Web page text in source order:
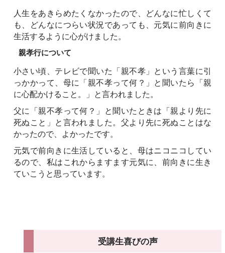
人生をあきらめたくなかったので、どんなに忙しくて
も、どんなにつらい状況であっても、元気に前向きに
生活するように心がけました。
親孝行について
小さい頃、テレビで聞いた「親不孝」という言葉に引
っかかって、母に「親不孝って何？」と聞いたら「親
に心配かけること。」と言われました。
父に「親不孝って何？」と聞いたときは「親より先に
死ぬこと」と言われました。父より先に死ぬことはな
かったので、よかったです。
元気で前向きに生活していると、母はニコニコしてい
るので、私はこれからますます元気に、前向きに生き
ていこうと思っています。
受講生喜びの声